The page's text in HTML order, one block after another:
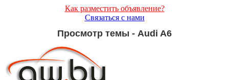
Как разместить объявление?
Связаться с нами
Просмотр темы - Audi A6